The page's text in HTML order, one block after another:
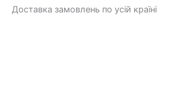
Доставка замовлень по усій країні